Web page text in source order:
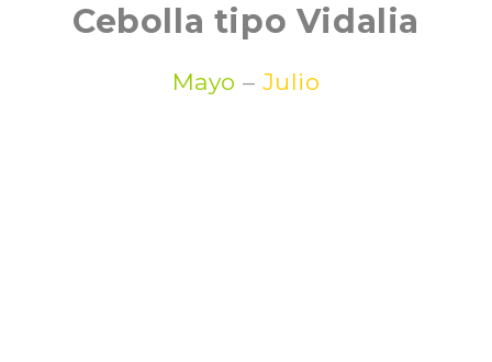
Cebolla tipo Vidalia
Mayo – Julio